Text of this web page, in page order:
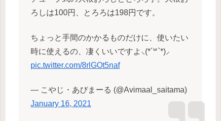
ろしは100円、とろろは198円です。
ちょっと手間のかかるものだけに、使いたい
時に使えるの、凄くいいですよ⸜(*´꒳​`*)⸝‍
pic.twitter.com/8rlGOt5naf
— こやじ・あびまーる (@Avimaal_saitama)
January 16, 2021